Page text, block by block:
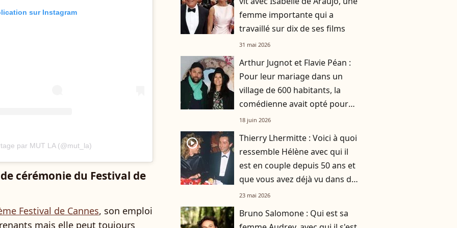
sur Instagram
par MUT LA (@mut_la)
cérémonie du Festival de
Festival de Cannes, son emploi
mais elle peut toujours
femme importante qui a
travaillé sur dix de ses films
31 mai 2026
Arthur Jugnot et Flavie Péan :
Pour leur mariage dans un
village de 600 habitants, la
comédienne avait opté pour
une robe originale d'une
18 juin 2026
player2
Thierry Lhermitte : Voici à quoi
ressemble Hélène avec qui il
est en couple depuis 50 ans et
que vous avez déjà vu dans des
films du Splendid
23 mai 2026
Bruno Salomone : Qui est sa